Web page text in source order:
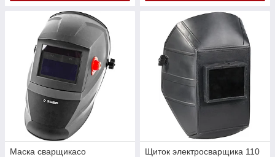
Маска сварщикасо
Щиток электросварщика 110